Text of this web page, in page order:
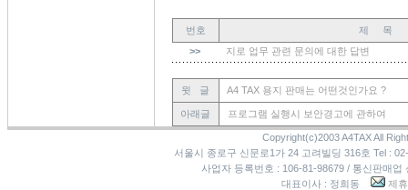
번호
제 목
>>
지로 업무 관련 문의에 대한 답변
윗 글 A4 TAX 용지 판매는 어떤것인가요 ?
아래글 프로그램 실행시 보안경고에 관하여
Copyright(c)2003 A4TAX All
서울시 종로구 신문로1가 24 고려빌딩 316호 Tel :
사업자 등록번호 : 106-81-98679 / 통신판매업
대표이사 : 정희동
제